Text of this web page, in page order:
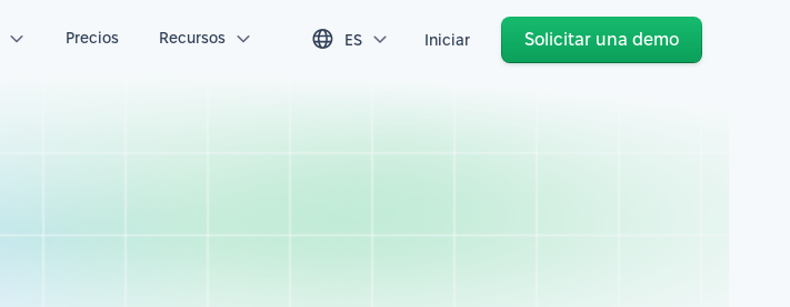
Precios Recursos ES Iniciar Solicitar una demo